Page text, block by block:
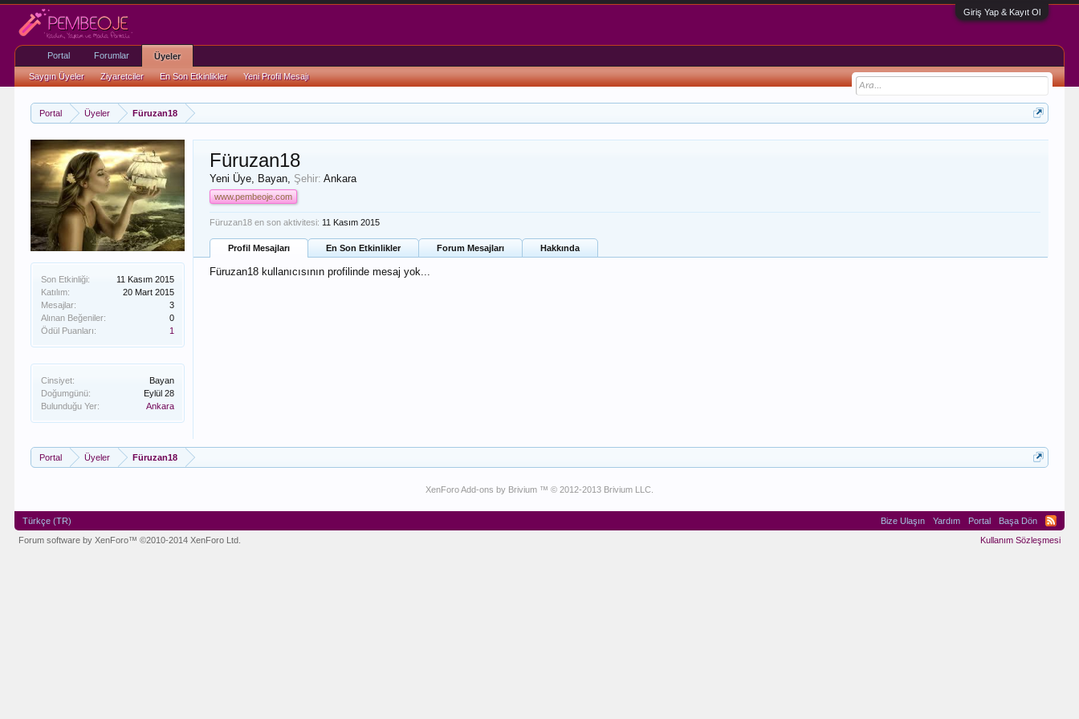
Giriş Yap & Kayıt Ol
Portal Üyeler Füruzan18
Son Etkinliği:
11 Kasım 2015
Katılım:
20 Mart 2015
Mesajlar:
3
Alınan Beğeniler:
0
Ödül Puanları:
1
Cinsiyet:
Bayan
Doğumgünü:
Eylül 28
Bulunduğu Yer:
Ankara
Füruzan18
Yeni Üye, Bayan, Şehir:Ankara
www.pembeoje.com
Füruzan18 en son aktivitesi: 11 Kasım 2015
Profil Mesajları En Son Etkinlikler Forum Mesajları Hakkında
Füruzan18 kullanıcısının profilinde mesaj yok...
Portal Üyeler Füruzan18
XenForo Add-ons by Brivium ™ © 2012-2013 Brivium LLC.
Portal Forumlar Üyeler
Saygın Üyeler Ziyaretciler En Son Etkinlikler Yeni Profil Mesajı
Türkçe (TR) Bize Ulaşın Yardım Portal
Başa Dön
Kullanım Sözleşmesi
Forum software by XenForo™©2010-2014 XenForo Ltd.